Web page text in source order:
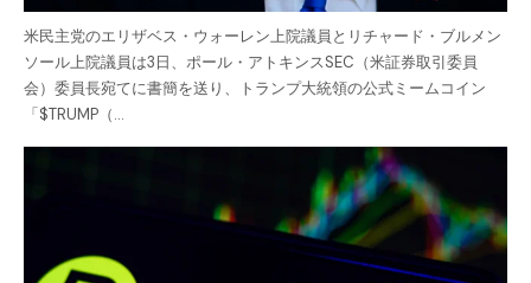
米民主党のエリザベス・ウォーレン上院議員とリチャード・ブルメン
ソール上院議員は3日、ポール・アトキンスSEC（米証券取引委員
会）委員長宛てに書簡を送り、トランプ大統領の公式ミームコイン
「$TRUMP（…